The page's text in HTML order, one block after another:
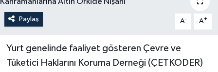
Paylaş A- A+
Yurt genelinde faaliyet gösteren Çevre ve
Tüketici Haklarını Koruma Derneği (ÇETKODER)